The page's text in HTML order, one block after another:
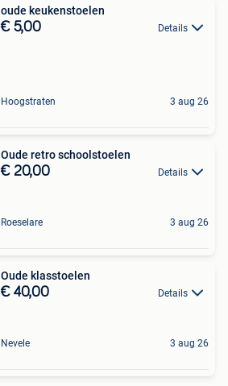
oude keukenstoelen
€ 5,00 Details
Hoogstraten 3 aug 26
Oude retro schoolstoelen
€ 20,00 Details
Roeselare 3 aug 26
Oude klasstoelen
€ 40,00 Details
Nevele 3 aug 26